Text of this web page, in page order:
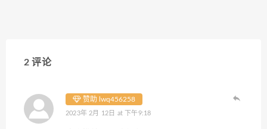
2 评论
赞助 lwq456258
2023年 2月 12日 at 下午9:18